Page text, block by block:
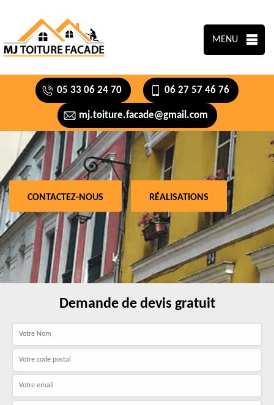
MENU
05 33 06 24 70 06 27 57 46 76
mj.toiture.facade@gmail.com
CONTACTEZ-NOUS RÉALISATIONS
Demande de devis gratuit